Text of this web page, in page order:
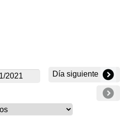
Día siguiente